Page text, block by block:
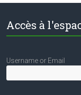
Accès à
Username or Email